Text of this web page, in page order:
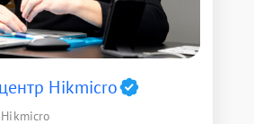
Hikmicro